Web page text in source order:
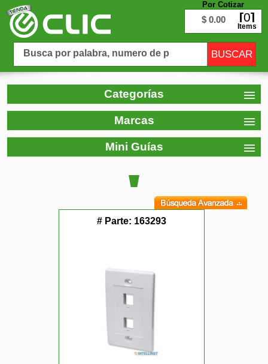
Por Cotizar
$ 0.00 0
Items
Categorías
Marcas
Mini Guías
# Parte: 163293